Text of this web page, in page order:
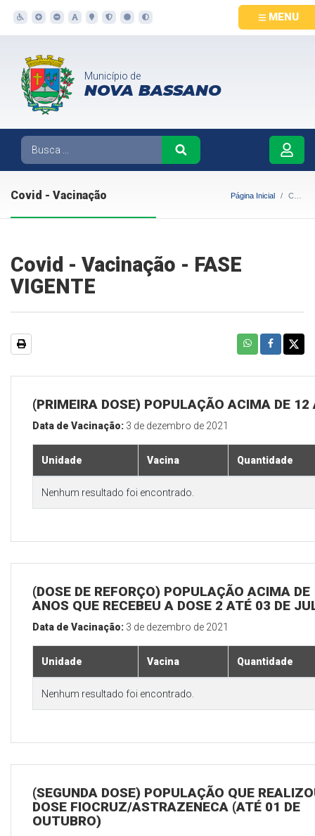
MENU
Município de
NOVA BASSANO
Covid - Vacinação Página Inicial Covid - Vacinação
Covid - Vacinação - FASE
VIGENTE
(PRIMEIRA DOSE) POPULAÇÃO ACIMA DE 12
Data de Vacinação: 3 de dezembro de 2021
Unidade Vacina Quantidade
Nenhum resultado foi encontrado.
(DOSE DE REFORÇO) POPULAÇÃO ACIMA DE
ANOS QUE RECEBEU A DOSE 2 ATÉ 03 DE
Data de Vacinação: 3 de dezembro de 2021
Unidade Vacina Quantidade
Nenhum resultado foi encontrado.
(SEGUNDA DOSE) POPULAÇÃO QUE
DOSE FIOCRUZ/ASTRAZENECA (ATÉ 01 DE
OUTUBRO)